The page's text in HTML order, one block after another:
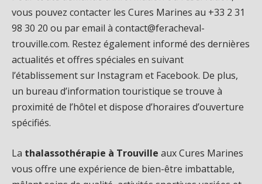
vous pouvez contacter les Cures Marines au +33 2 31
98 30 20 ou par email à contact@feracheval-
trouville.com. Restez également informé des dernières
actualités et offres spéciales en suivant
l’établissement sur Instagram et Facebook. De plus,
un bureau d’information touristique se trouve à
proximité de l’hôtel et dispose d’horaires d’ouverture
spécifiés.
La thalassothérapie à Trouville aux Cures Marines
vous offre une expérience de bien-être imbattable,